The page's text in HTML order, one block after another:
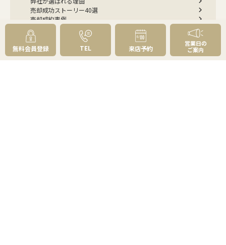
売却成功ストーリー40選
売却成約事例
お預かり物件掲載実例
無料実査定予約
住まいのお悩み別
無料会員登録 TEL 来店予約
営業日の
ご案内